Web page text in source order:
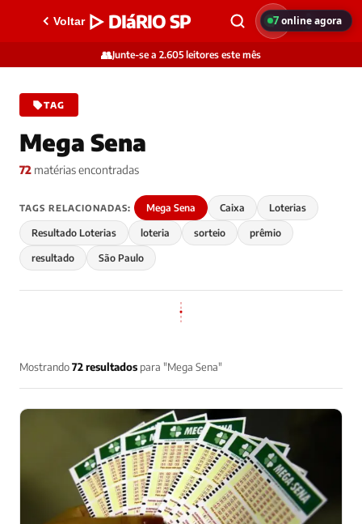
Voltar ▷ DIáRIO SP
👥Junte-se a 2.605 leitores este mês
TAG
Mega Sena
72 matérias encontradas
TAGS RELACIONADAS: Mega Sena Caixa Loterias
Resultado Loterias loteria sorteio prêmio
resultado São Paulo
Mostrando72 resultados para "Mega Sena"
7online agora